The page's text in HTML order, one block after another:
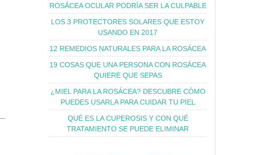
ROSÁCEA OCULAR PODRÍA SER LA CULPABLE
LOS 3 PROTECTORES SOLARES QUE ESTOY
USANDO EN 2017
12 REMEDIOS NATURALES PARA LA ROSÁCEA
19 COSAS QUE UNA PERSONA CON ROSÁCEA
QUIERE QUE SEPAS
¿MIEL PARA LA ROSÁCEA? DESCUBRE CÓMO
PUEDES USARLA PARA CUIDAR TU PIEL
QUÉ ES LA CUPEROSIS Y CON QUÉ
TRATAMIENTO SE PUEDE ELIMINAR